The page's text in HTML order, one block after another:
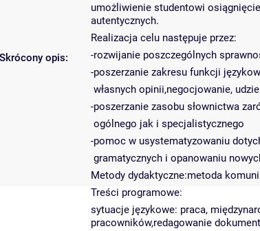
Skrócony opis:
umożliwienie studentowi
autentycznych.
Realizacja celu następuje przez:
-rozwijanie poszczególnych
-poszerzanie zakresu funkcji
własnych opinii,negocjowanie,
-poszerzanie zasobu słownictwa
ogólnego jak i specjalistycznego
-pomoc w usystematyzowaniu
gramatycznych i opanowaniu
Metody dydaktyczne:metoda
Treści programowe:
sytuacje językowe: praca,
pracowników,redagowanie